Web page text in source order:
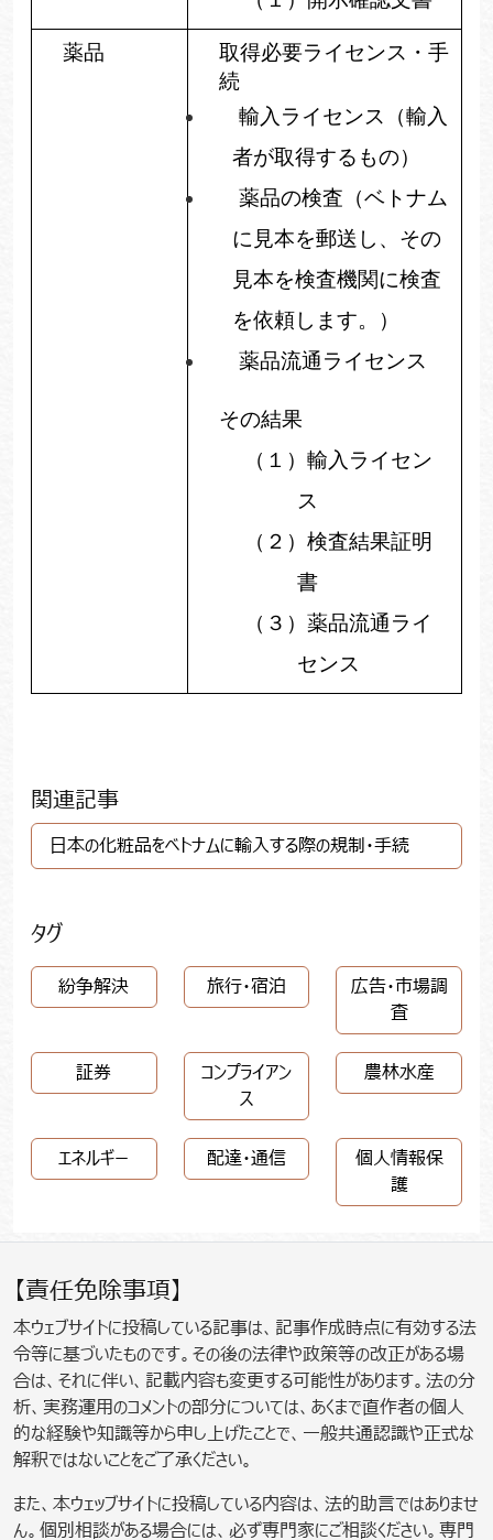
薬品
取得必要ライセンス・手
続
輸入ライセンス（輸入
者が取得するもの）
薬品の検査（ベトナム
に見本を郵送し、その
見本を検査機関に検査
を依頼します。）
薬品流通ライセンス
その結果
（１） 輸入ライセン
ス
（２） 検査結果証明
書
（３） 薬品流通ライ
センス
関連記事
日本の化粧品をベトナムに輸入する際の規制・手続
タグ
紛争解決 旅行・宿泊
広告・市場調
査
証券
コンプライアン
ス
農林水産
エネルギー 配達・通信
個人情報保
護
【責任免除事項】
本ウェブサイトに投稿している記事は、記事作成時点に有効する法
令等に基づいたものです。その後の法律や政策等の改正がある場
合は、それに伴い、記載内容も変更する可能性があります。法の分
析、実務運用のコメントの部分については、あくまで直作者の個人
的な経験や知識等から申し上げたことで、一般共通認識や正式な
解釈ではないことをご了承ください。
また、本ウェッブサイトに投稿している内容は、法的助言ではありませ
ん。個別相談がある場合には、必ず専門家にご相談ください。専門